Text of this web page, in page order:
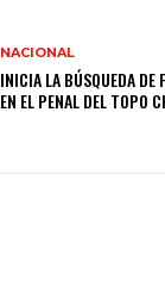
NACIONAL
INICIA LA BÚSQUEDA DE
EN EL PENAL DEL TOPO